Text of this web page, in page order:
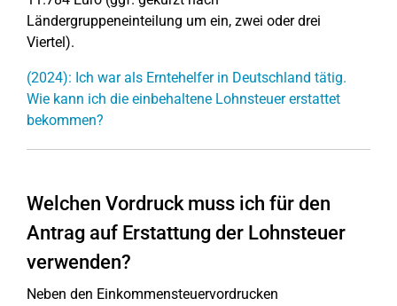
Ländergruppeneinteilung um ein, zwei oder drei
Viertel).
(2024): Ich war als Erntehelfer in Deutschland tätig.
Wie kann ich die einbehaltene Lohnsteuer erstattet
bekommen?
Welchen Vordruck muss ich für den
Antrag auf Erstattung der Lohnsteuer
verwenden?
Neben den Einkommensteuervordrucken